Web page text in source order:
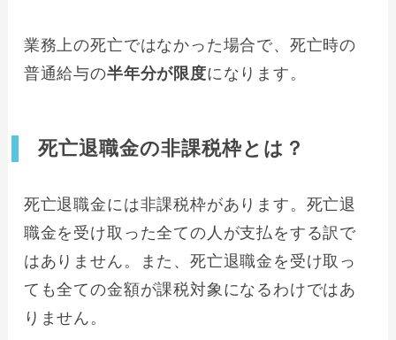
業務上の死亡ではなかった場合で、死亡時の
普通給与の半年分が限度になります。
死亡退職金の非課税枠とは？
死亡退職金には非課税枠があります。死亡退
職金を受け取った全ての人が支払をする訳で
はありません。また、死亡退職金を受け取っ
ても全ての金額が課税対象になるわけではあ
りません。